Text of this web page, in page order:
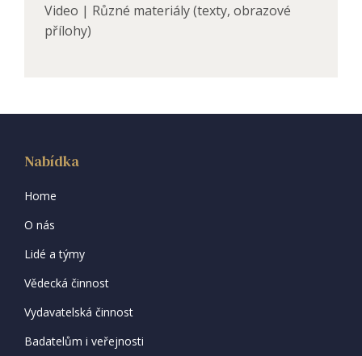
Video | Různé materiály (texty, obrazové
přílohy)
Nabídka
Home
O nás
Lidé a týmy
Vědecká činnost
Vydavatelská činnost
Badatelům i veřejnosti